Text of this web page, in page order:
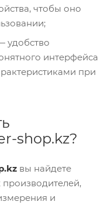
чтобы оно
удобство
интерфейса
при
shop.kz?
вы найдете
и